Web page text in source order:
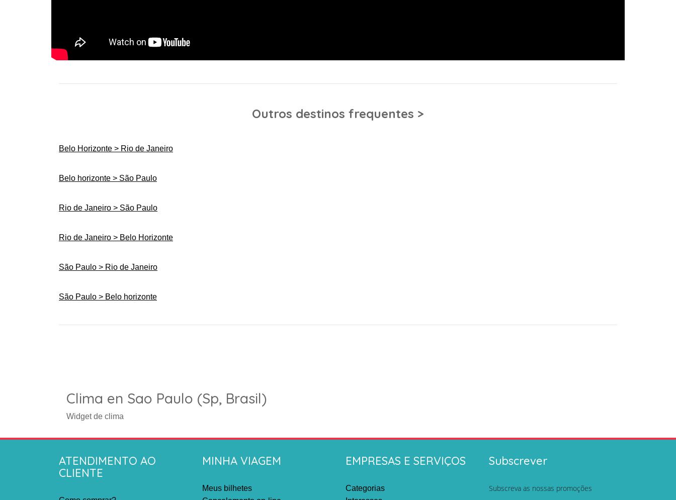
Outros destinos frequentes >
Belo Horizonte > Rio de Janeiro
Belo horizonte > São Paulo
Rio de Janeiro > São Paulo
Rio de Janeiro > Belo Horizonte
São Paulo > Rio de Janeiro
São Paulo > Belo horizonte
Clima en Sao Paulo (Sp, Brasil)
Widget de clima
ATENDIMENTO AO
CLIENTE
MINHA VIAGEM
Meus bilhetes
EMPRESAS E SERVIÇOS
Categorias
Subscrever
Subscreva as nossas promoções